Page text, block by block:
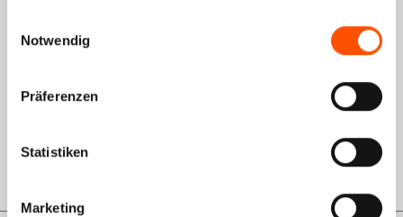
Notwendig
Präferenzen
Statistiken
Marketing
Services
Qualitätsmanagement